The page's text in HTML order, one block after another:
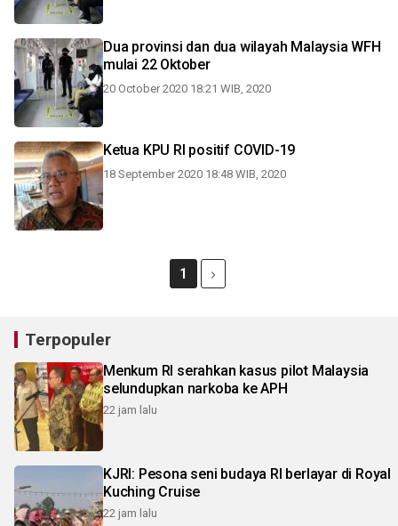
Dua provinsi dan dua wilayah Malaysia WFH
mulai 22 Oktober
20 October 2020 18:21 WIB, 2020
Ketua KPU RI positif COVID-19
18 September 2020 18:48 WIB, 2020
1
Terpopuler
Menkum RI serahkan kasus pilot Malaysia
selundupkan narkoba ke APH
22 jam lalu
KJRI: Pesona seni budaya RI berlayar di Royal
Kuching Cruise
22 jam lalu